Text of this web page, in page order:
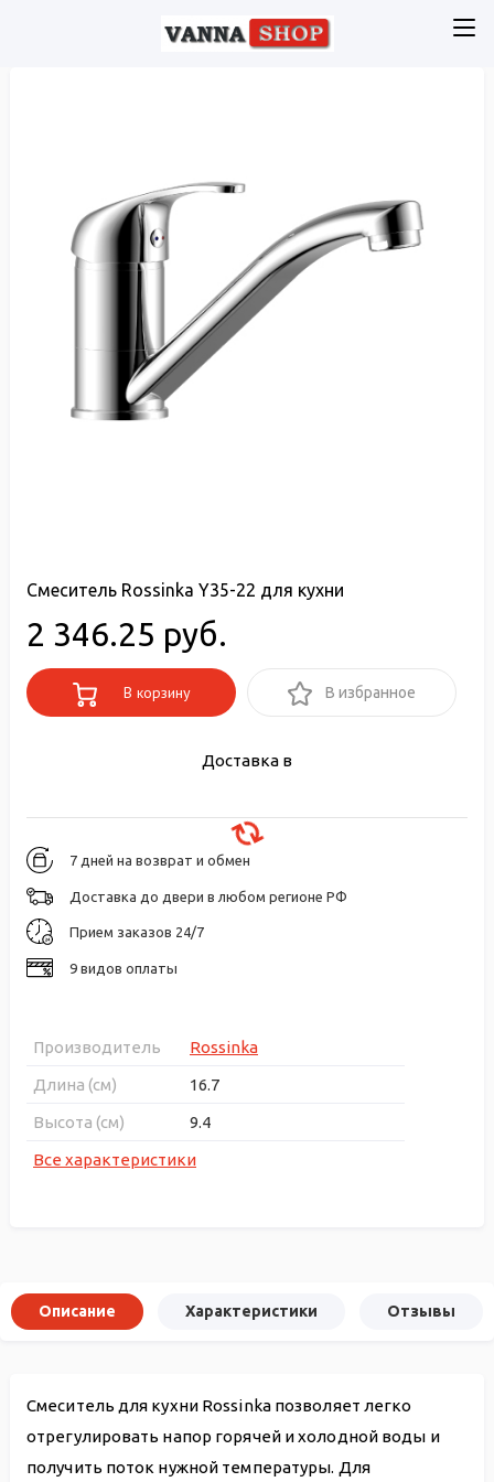
Смеситель Rossinka Y35-22 для кухни
2 346.25 руб.
В корзину В избранное
Доставка в
7 дней на возврат и обмен
Доставка до двери в любом регионе РФ
Прием заказов 24/7
9 видов оплаты
Производитель
Rossinka
Длина (см)
16.7
Высота (см)
9.4
Все характеристики
Описание Характеристики Отзывы
Смеситель для кухни Rossinka позволяет легко
отрегулировать напор горячей и холодной воды и
получить поток нужной температуры. Для